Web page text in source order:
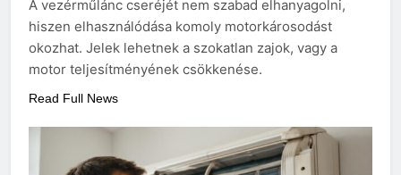
A vezérműlánc cseréjét nem szabad elhanyagolni,
hiszen elhasználódása komoly motorkárosodást
okozhat. Jelek lehetnek a szokatlan zajok, vagy a
motor teljesítményének csökkenése.
Read Full News